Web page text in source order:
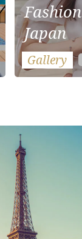
Fashion
Japan
Gallery